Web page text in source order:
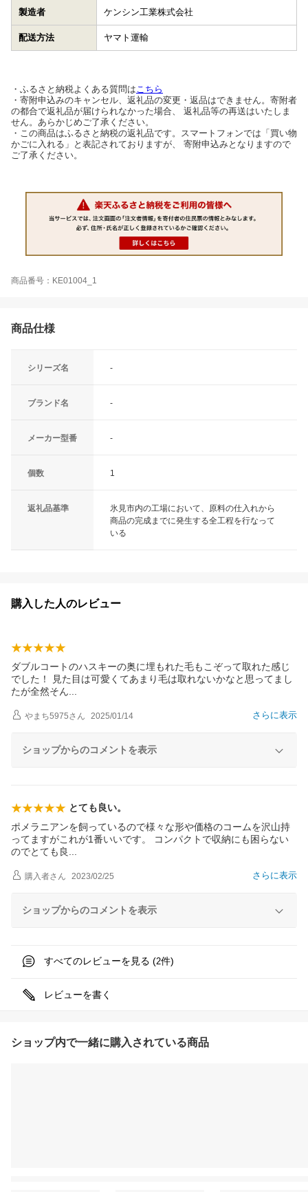
製造者 ケンシン工業株式会社
配送方法 ヤマト運輸
・ふるさと納税よくある質問は こちら
・寄附申込みのキャンセル、返礼品の変更・返品はできません。寄附者
の都合で返礼品が届けられなかった場合、 返礼品等の再送はいたしま
せん。あらかじめご了承ください。
・この商品はふるさと納税の返礼品です。スマートフォンでは「買い物
かごに入れる」と表記されておりますが、 寄附申込みとなりますので
ご了承ください。
商品番号：KE01004_1
商品仕様
シリーズ名 -
ブランド名 -
メーカー型番 -
個数 1
返礼品基準
氷見市内の工場において、原料の仕入れから
商品の完成までに発生する全工程を行なって
いる
購入した人のレビュー
ダブルコートのハスキーの奥に埋もれた毛もこぞって取れた感じ
でした！ 見た目は可愛くてあまり毛は取れないかなと思ってまし
たが全然そん
さらに表示
やまち5975さん 2025/01/14
ショップからのコメントを表示
とても良い。
ポメラニアンを飼っているので様々な形や価格のコームを沢山持
ってますがこれが1番いいです。 コンパクトで収納にも困らない
のでとても 良
さらに表示
購入者さん 2023/02/25
ショップからのコメントを表示
すべてのレビューを見る (2件)
レビューを書く
ショップ内で一緒に購入されている商品